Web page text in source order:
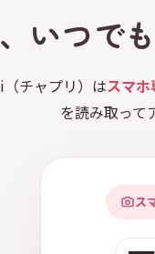
いつで
チャプリ）はスマホ
を読み取って
ス